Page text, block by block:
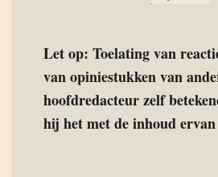
Let op: Toelating van
van opiniestukken van
hoofdredacteur zelf
hij het met de inhoud ervan